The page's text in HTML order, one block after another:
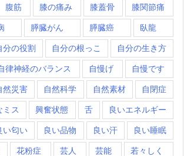
腹筋 膝の痛み 膝蓋骨 膝関節痛
膵臓がん 膵臓癌 臥龍
分の役割 自分の根っこ 自分の生き方
律神経のバランス 自慢げ 自慢です
然災害 自然科学 自然素材 自閉症
ミス 興奮状態 舌 良いエネルギー
い匂い 良い品物 良い汗 良い睡眠
花粉症 芸人 芸能 若々しく